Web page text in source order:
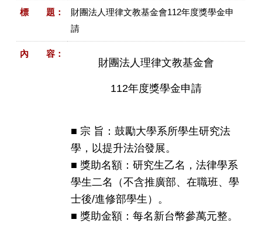
標 題：
財團法人理律文教基金會112年度獎學金申
請
內 容：
財團法人理律文教基金會
112年度獎學金申請
■ 宗 旨：鼓勵大學系所學生研究法
學，以提升法治發展。
■ 獎助名額：研究生乙名，法律學系
學生二名（不含推廣部、在職班、學
士後/進修部學生）。
■ 獎助金額：每名新台幣參萬元整。